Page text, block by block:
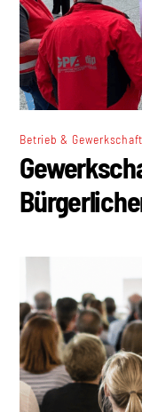
Betrieb & Gewerkschaft